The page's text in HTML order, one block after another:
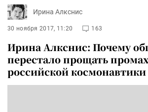
Ирина Алкснис
30 ноября 2017, 11:20 163
Ирина Алкснис: Почему
перестало прощать
российской космонавтики